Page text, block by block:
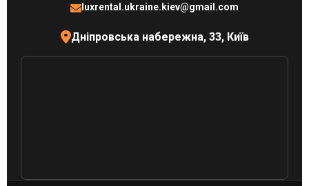
luxrental.ukraine.kiev@gmail.com
Дніпровська набережна, 33, Київ